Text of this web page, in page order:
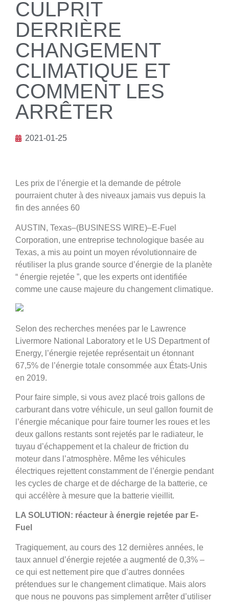
CULPRIT
DERRIÈRE
CHANGEMENT
CLIMATIQUE ET
COMMENT LES
ARRÊTER
2021-01-25
Les prix de l’énergie et la demande de pétrole
pourraient chuter à des niveaux jamais vus depuis la
fin des années 60
AUSTIN, Texas–(BUSINESS WIRE)–E-Fuel
Corporation, une entreprise technologique basée au
Texas, a mis au point un moyen révolutionnaire de
réutiliser la plus grande source d’énergie de la planète
“ énergie rejetée ”, que les experts ont identifiée
comme une cause majeure du changement climatique.
Selon des recherches menées par le Lawrence
Livermore National Laboratory et le US Department of
Energy, l’énergie rejetée représentait un étonnant
67,5% de l’énergie totale consommée aux États-Unis
en 2019.
Pour faire simple, si vous avez placé trois gallons de
carburant dans votre véhicule, un seul gallon fournit de
l’énergie mécanique pour faire tourner les roues et les
deux gallons restants sont rejetés par le radiateur, le
tuyau d’échappement et la chaleur de friction du
moteur dans l’atmosphère. Même les véhicules
électriques rejettent constamment de l’énergie pendant
les cycles de charge et de décharge de la batterie, ce
qui accélère à mesure que la batterie vieillit.
LA SOLUTION: réacteur à énergie rejetée par E-
Fuel
Tragiquement, au cours des 12 dernières années, le
taux annuel d’énergie rejetée a augmenté de 0,3% –
ce qui est nettement pire que d’autres données
prétendues sur le changement climatique. Mais alors
que nous ne pouvons pas simplement arrêter d’utiliser